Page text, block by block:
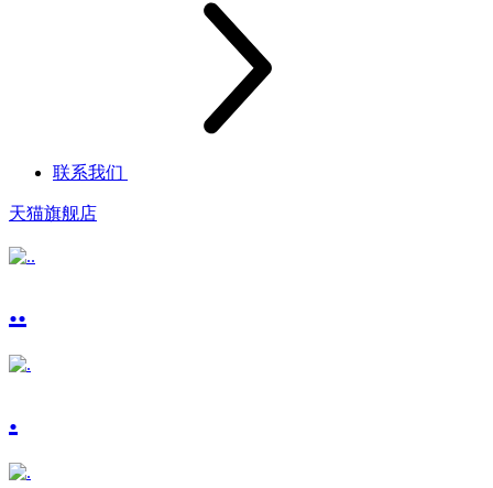
联系我们
天猫旗舰店
..
.